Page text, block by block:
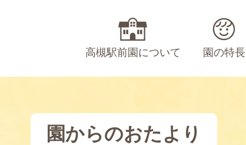
高槻駅前園について 園の特長
園からのおたより